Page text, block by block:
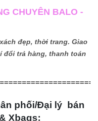
CHUYÊN BALO -
đẹp, thời trang. Giao
đổi trả hàng, thanh toán
phối/Đại lý bán
Xbags: